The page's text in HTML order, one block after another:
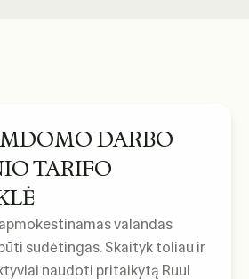
DARBO
TARIFO
valandas
sudėtingas. Skaityk toliau ir
naudoti pritaikytą Ruul